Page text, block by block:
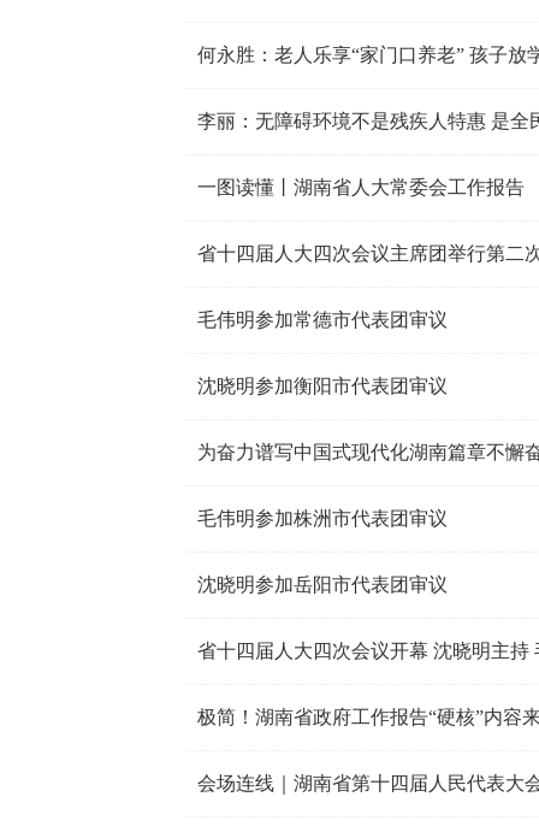
何永胜：老人乐享“家门口养老” 孩子放
李丽：无障碍环境不是残疾人特惠 是全
一图读懂丨湖南省人大常委会工作报告
省十四届人大四次会议主席团举行第二
毛伟明参加常德市代表团审议
沈晓明参加衡阳市代表团审议
为奋力谱写中国式现代化湖南篇章不懈
毛伟明参加株洲市代表团审议
沈晓明参加岳阳市代表团审议
省十四届人大四次会议开幕 沈晓明主持
极简！湖南省政府工作报告“硬核”内容
会场连线｜湖南省第十四届人民代表大